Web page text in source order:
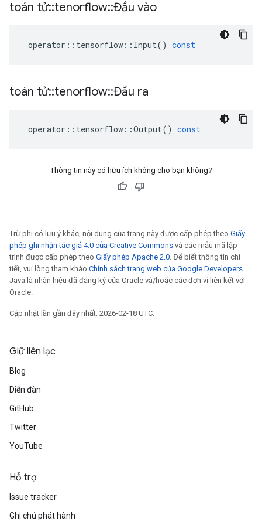
toán tử::tenorflow::Đầu vào
operator :: tensorflow :: Input() const
toán tử::tenorflow::Đầu ra
operator :: tensorflow ::Output() const
Thông tin này có hữu ích không cho bạn không?
Trừ phi có lưu ý khác, nội dung của trang này được cấp phép theo Giấy
phép ghi nhận tác giả 4.0 của Creative Commons và các mẫu mã lập
trình được cấp phép theo Giấy phép Apache 2.0. Để biết thông tin chi
tiết, vui lòng tham khảo Chính sách trang web của Google Developers.
Java là nhãn hiệu đã đăng ký của Oracle và/hoặc các đơn vị liên kết với
Oracle.
Cập nhật lần gần đây nhất: 2026-02-18 UTC.
Giữ liên lạc
Blog
Diễn đàn
GitHub
Twitter
YouTube
Hỗ trợ
Issue tracker
Ghi chú phát hành